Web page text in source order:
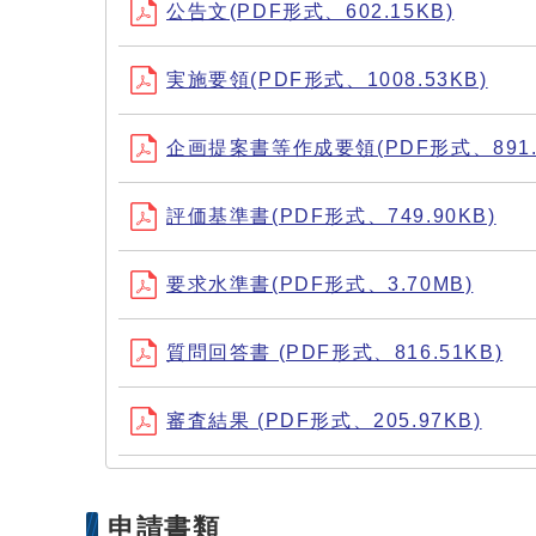
公告文(PDF形式、602.15KB)
実施要領(PDF形式、1008.53KB)
企画提案書等作成要領(PDF形式、
評価基準書(PDF形式、749.90KB)
要求水準書(PDF形式、3.70MB)
質問回答書 (PDF形式、816.51KB)
審査結果 (PDF形式、205.97KB)
申請書類